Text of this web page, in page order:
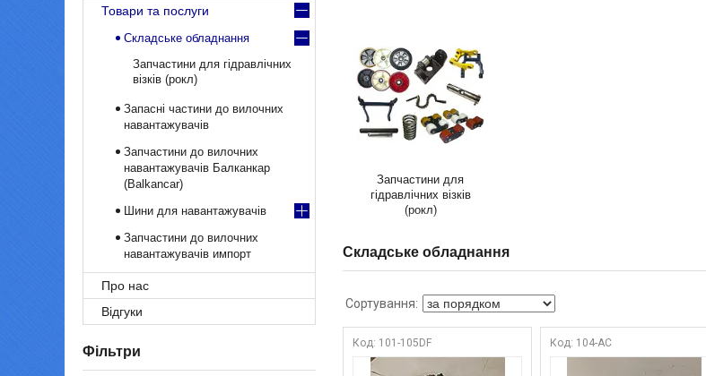
Запчастини для
гідравлічних візків
(рокл)
Складське обладнання
101-105DF 104-АС
Товари та послуги
Складське обладнання
Запчастини для гідравлічних
візків (рокл)
Запасні частини до вилочних
навантажувачів
Запчастини до вилочних
навантажувачів Балканкар
(Balkancar)
Шини для навантажувачів
Запчастини до вилочних
навантажувачів импорт
Про нас
Відгуки
Фільтри